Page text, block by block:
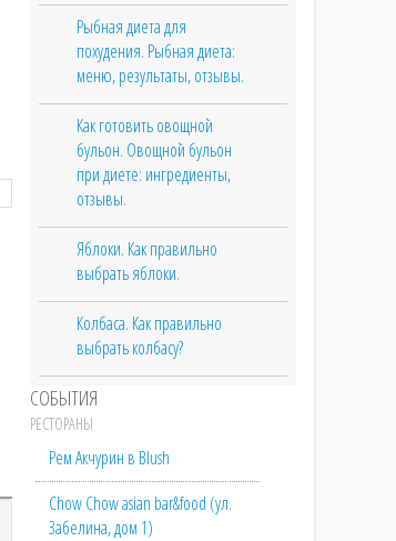
Рыбная диета для
похудения. Рыбная диета:
меню, результаты, отзывы.
Как готовить овощной
бульон. Овощной бульон
при диете: ингредиенты,
отзывы.
Яблоки. Как правильно
выбрать яблоки.
Колбаса. Как правильно
выбрать колбасу?
СОБЫТИЯ
РЕСТОРАНЫ
Рем Акчурин в Blush
Chow Chow asian bar&food (ул.
Забелина, дом 1)